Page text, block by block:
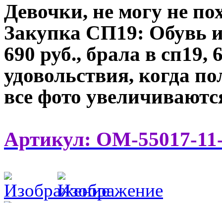
Девочки, не могу не
Закупка СП19: Обувь
690 руб., брала в сп19,
удовольствия, когда
все фото
Артикул: OM-55017-